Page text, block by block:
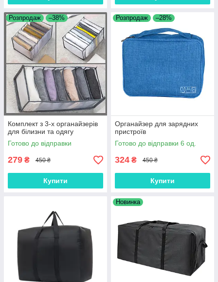
Розпродаж –38%
Комплект з 3-х органайзерів
для білизни та одягу
Готово до відправки
279 ₴ 450 ₴
Купити
Розпродаж –28%
Органайзер для зарядних
пристроїв
Готово до відправки 6 од.
324 ₴ 450 ₴
Купити
Новинка